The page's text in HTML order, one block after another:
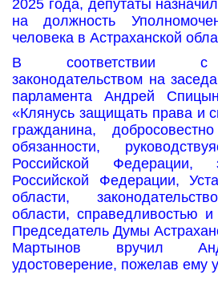
2025 года, депутаты
на должность
человека в Астраханской
В соответствии с
законодательством на
парламента Андрей
«Клянусь защищать права и
гражданина,
обязанности,
Российской Федерации,
Российской Федерации,
области,
области, справедливостью и
Председатель Думы
Мартынов вручил
удостоверение, пожелав ему